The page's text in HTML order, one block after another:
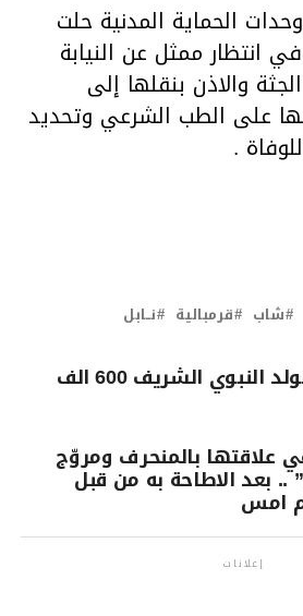
الحماية المدنية حلت
انتظار ممثل عن النيابة
والاذن بنقلها إلى
على الطب الشرعي وتحديد
.
شاب قرمبالية نــابل
بمناسبة الاحتفال بالمولد النبوي الشريف 600 الف
علاقتها بالمنحرف ومروّج
.. بعد الاطاحة به من قبل
امس
إعلانات